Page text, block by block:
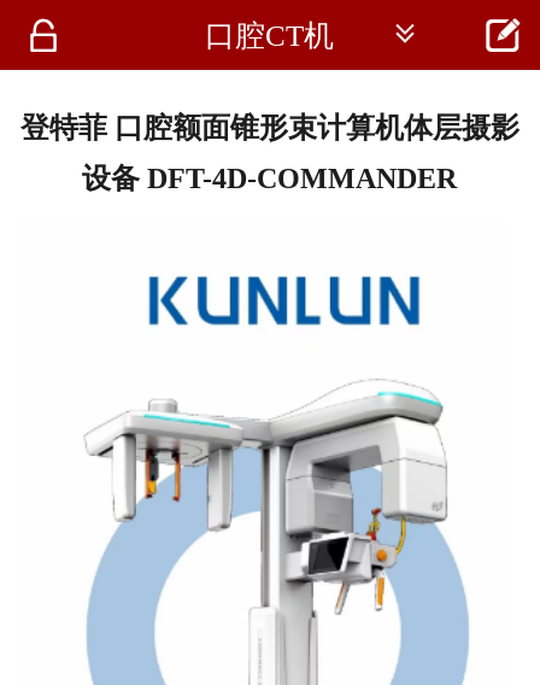
 首页
 口腔CT机  
登特菲 口腔额面锥形束计算机体层摄影
设备 DFT-4D-COMMANDER